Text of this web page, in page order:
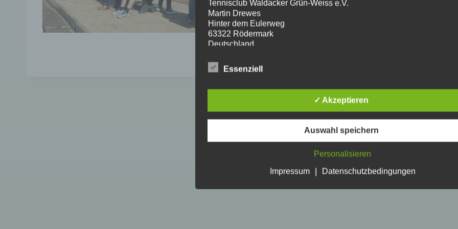
Tennisclub Waldacker Grün-Weiss e.V.
Martin Drewes
Hinter dem Eulerweg
63322 Rödermark
Deutschland
E-Mail: info@tcwaldacker.de
Beim Aufrufen unserer Website werden durch den Hosting-Provider
automatisch Informationen erfasst und in Server-Logfiles
sind insbesondere:
verwendetes Betriebssystem
Hostname des zugreifenden Rechners
IP-Adresse
Essenziell
✓ Akzeptieren
Auswahl speichern
Personalisieren
Impressum
| Datenschutzbedingungen